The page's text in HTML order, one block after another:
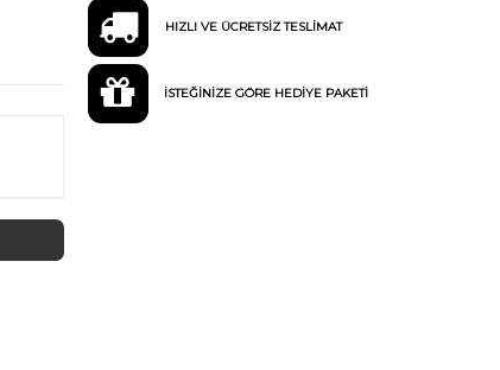
HIZLI VE ÜCRETSİZ TESLİMAT
İSTEĞİNİZE GÖRE HEDİYE PAKETİ